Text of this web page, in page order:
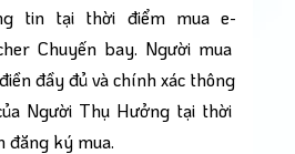
tin tại thời điểm mua e-
Chuyến bay. Người mua
đầy đủ và chính xác thông
Người Thụ Hưởng tại thời
đăng ký mua.